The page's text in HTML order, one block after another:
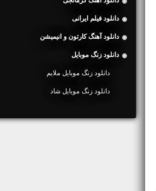
دانلود فیلم ایرانی
دانلود آهنگ کارتون و انیمیشن
دانلود زنگ موبایل
دانلود زنگ موبایل ملایم
دانلود زنگ موبایل شاد